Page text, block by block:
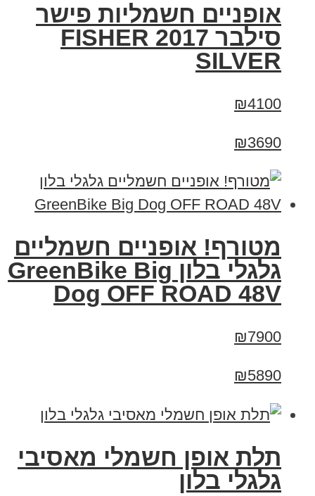
אופניים חשמליות פישר
סילבר 2017 FISHER
SILVER
₪4100
₪3690
מטורף! אופניים חשמליים
גלגלי בלון GreenBike Big
Dog OFF ROAD 48V
₪7900
₪5890
תלת אופן חשמלי מאסיבי
גלגלי בלון